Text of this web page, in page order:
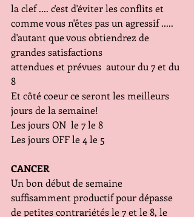
la clef .... c'est d'éviter les conflits et
comme vous n'êtes pas un agressif .....
d'autant que vous obtiendrez de
grandes satisfactions
attendues et prévues  autour du 7 et du
8
Et côté coeur ce seront les meilleurs
jours de la semaine!
Les jours ON  le 7 le 8
Les jours OFF le 4 le 5
CANCER
Un bon début de semaine
suffisamment productif pour dépasse
de petites contrariétés le 7 et le 8, le